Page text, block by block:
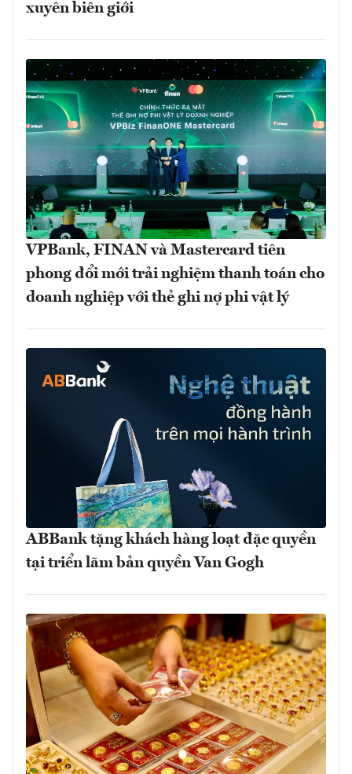
xuyên biên giới
VPBank, FINAN và Mastercard tiên
phong đổi mới trải nghiệm thanh toán cho
doanh nghiệp với thẻ ghi nợ phi vật lý
ABBank tặng khách hàng loạt đặc quyền
tại triển lãm bản quyền Van Gogh